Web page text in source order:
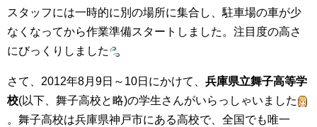
スタッフには一時的に別の場所に集合し、駐車場の車が少
なくなってから作業準備スタートしました。注目度の高さ
にびっくりしました
さて、2012年8月9日～10日にかけて、 兵庫県立舞子高等学
校(以下、舞子高校と略)の学生さんがいらっしゃいました
。舞子高校は兵庫県神戸市にある高校で、全国でも唯一
KRA BLOG
お問い合わせ